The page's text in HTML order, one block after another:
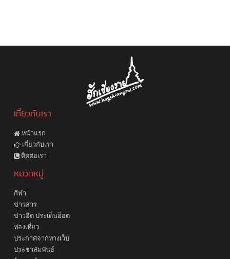
เกี่ยวกับเรา
หน้าแรก
เกี่ยวกับเรา
ติดต่อเรา
หมวดหมู่
กีฬา
ข่าวสาร
ข่าวฮิต ประเด็นฮ็อต
ท่องเที่ยว
ประกาศจากทางเว็บ
ประชาสัมพันธ์